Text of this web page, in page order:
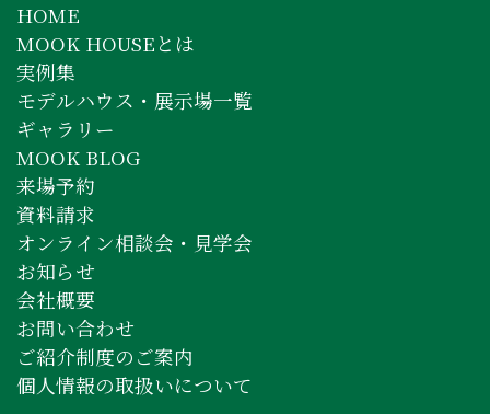
HOME
MOOK HOUSEとは
実例集
モデルハウス・展示場一覧
ギャラリー
MOOK BLOG
来場予約
資料請求
オンライン相談会・見学会
お知らせ
会社概要
お問い合わせ
ご紹介制度のご案内
個人情報の取扱いについて